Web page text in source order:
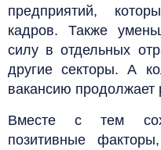
предприятий,
кадров. Также
силу в отдельных
другие секторы. А
вакансию продолжает
Вместе с тем
позитивные